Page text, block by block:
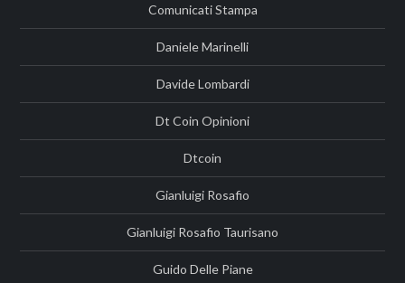
Comunicati Stampa
Daniele Marinelli
Davide Lombardi
Dt Coin Opinioni
Dtcoin
Gianluigi Rosafio
Gianluigi Rosafio Taurisano
Guido Delle Piane